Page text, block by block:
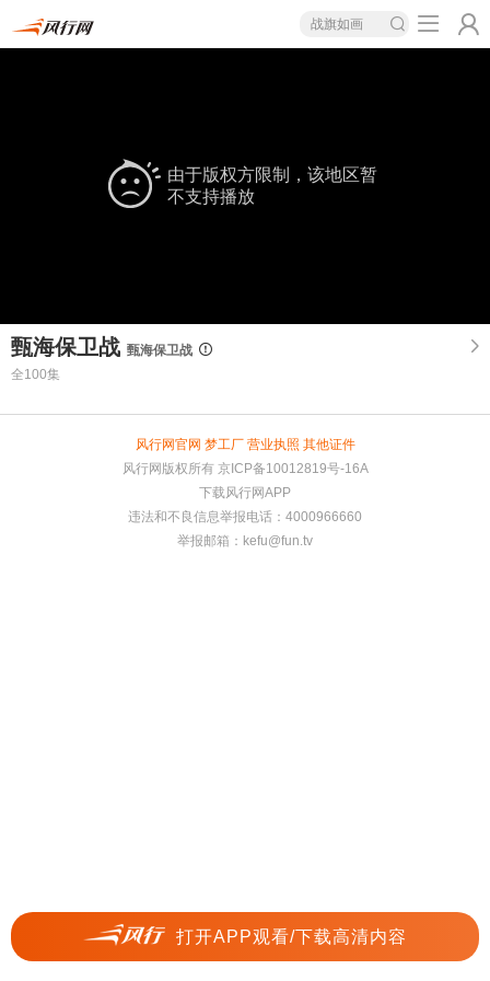
战旗如画
由于版权方限制，该地区暂
不支持播放
甄海保卫战 甄海保卫战
全100集
打开APP观看/下载高清内容
风行网官网 梦工厂 营业执照 其他证件
风行网版权所有 京ICP备10012819号-16A
下载风行网APP
违法和不良信息举报电话：4000966660
举报邮箱： kefu@fun.tv